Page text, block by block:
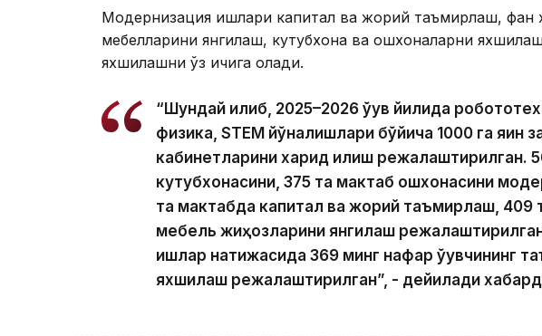
Модернизация ишлари капитал ва жорий таъмирлаш, фан
мебелларини янгилаш, кутубхона ва ошхоналарни
яхшилашни ўз ичига олади.
“Шундай қилиб, 2025–2026 ўқув йилида
физика, STEM йўналишлари бўйича 1000 га яқин
кабинетларини харид қилиш режалаштирилган.
кутубхонасини, 375 та мактаб ошхонасини
та мактабда капитал ва жорий таъмирлаш, 409
мебель жиҳозларини янгилаш
ишлар натижасида 369 минг нафар ўқувчининг
яхшилаш режалаштирилган”, - дейилади